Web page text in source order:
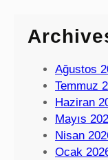
Ağustos
Temmuz
Haziran
Mayıs
Nisan
Ocak